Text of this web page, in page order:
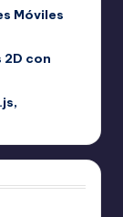
Móviles
2D con